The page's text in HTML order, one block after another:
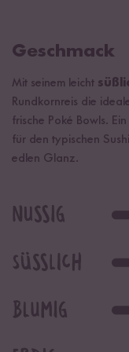
Geschmack
Mit seinem leicht
Rundkornreis die
frische Poké Bowls.
für den typischen
edlen Glanz.